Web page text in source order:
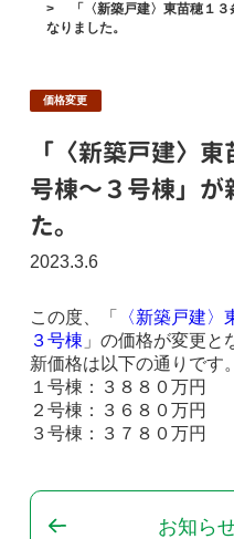
「〈新築戸建〉東苗穂１
なりました。
価格変更
「〈新築戸建〉
号棟～３号棟」
た。
2023.3.6
この度、「
〈新築戸建
３号棟」の価格が変更と
新価格は以下の通りです。
１号棟：３８８０万円
２号棟：３６８０万円
３号棟：３７８０万円
お知ら